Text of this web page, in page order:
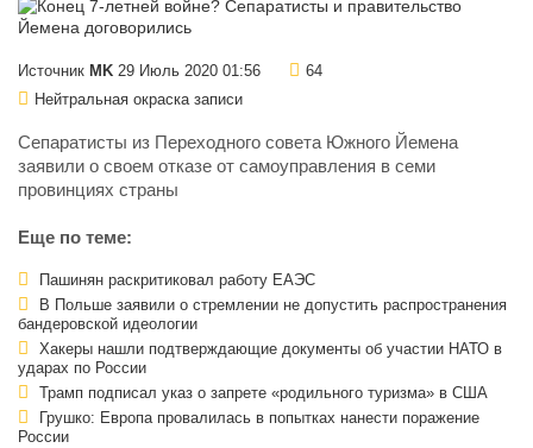
Источник MK 29 Июль 2020 01:56
64
Нейтральная окраска записи
Сепаратисты из Переходного совета Южного Йемена
заявили о своем отказе от самоуправления в семи
провинциях страны
Еще по теме:
Пашинян раскритиковал работу ЕАЭС
В Польше заявили о стремлении не допустить распространения
бандеровской идеологии
Хакеры нашли подтверждающие документы об участии НАТО в
ударах по России
Трамп подписал указ о запрете «родильного туризма» в США
Грушко: Европа провалилась в попытках нанести поражение
России